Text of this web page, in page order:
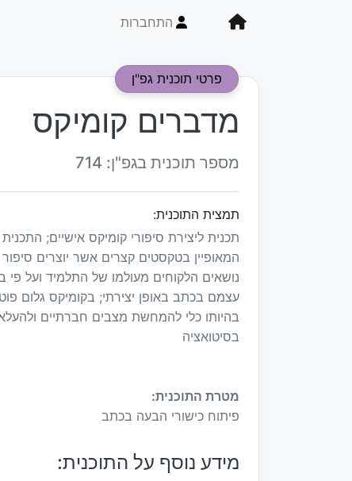
התחברות
פרטי תוכנית גפ"ן
מדברים קומיקס
מספר תוכנית בגפ"ן: 714
תמצית התוכנית:
תכנית ליצירת סיפורי קומיקס אישיים;
המאופיין בטקסטים קצרים אשר יוצרים
נושאים הלקוחים מעולמו של התלמיד ועל
עצמם בכתב באופן יצירתי; בקומיקס גלום
בהיותו כלי להמחשת מצבים חברתיים
בסיטואציה
מטרת התוכנית:
פיתוח כישורי הבעה בכתב
מידע נוסף על התוכנית: